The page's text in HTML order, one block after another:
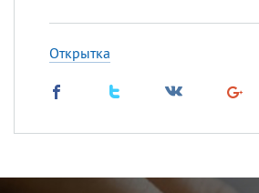
Открытка